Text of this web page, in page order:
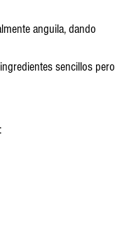
anguila, dando
sencillos pero